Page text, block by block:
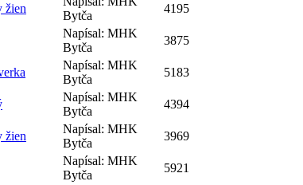
žien
Bytča
4195
Napísal: MHK
Bytča
3875
Napísal: MHK
Bytča
5183
Napísal: MHK
Bytča
4394
žien
Napísal: MHK
Bytča
3969
Napísal: MHK
Bytča
5921